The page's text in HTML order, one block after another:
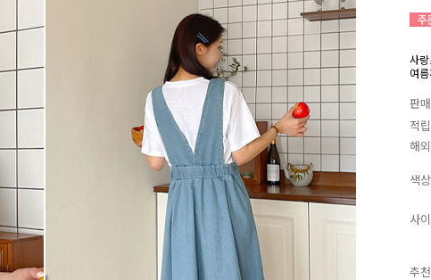
사
여
판
적
해
색상
사
추